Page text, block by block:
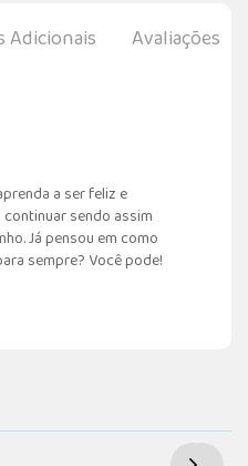
Adicionais Avaliações
a ser feliz e
sendo assim
Já pensou em como
sempre? Você pode!